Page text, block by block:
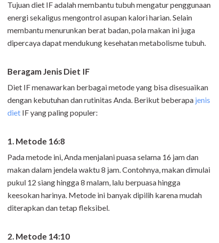
Tujuan diet IF adalah membantu tubuh mengatur penggunaan
energi sekaligus mengontrol asupan kalori harian. Selain
membantu menurunkan berat badan, pola makan ini juga
dipercaya dapat mendukung kesehatan metabolisme tubuh.
Beragam Jenis Diet IF
Diet IF menawarkan berbagai metode yang bisa disesuaikan
dengan kebutuhan dan rutinitas Anda. Berikut beberapa jenis
diet IF yang paling populer:
1. Metode 16:8
Pada metode ini, Anda menjalani puasa selama 16 jam dan
makan dalam jendela waktu 8 jam. Contohnya, makan dimulai
pukul 12 siang hingga 8 malam, lalu berpuasa hingga
keesokan harinya. Metode ini banyak dipilih karena mudah
diterapkan dan tetap fleksibel.
2. Metode 14:10